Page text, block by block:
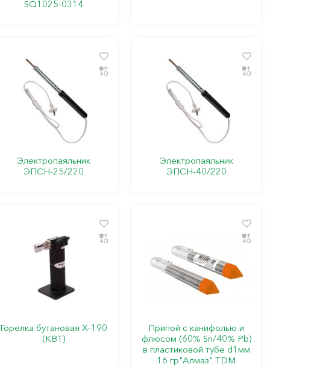
SQ1025-0314
Электропаяльник
ЭПСН-25/220
Электропаяльник
ЭПСН-40/220
Горелка бутановая X-190
(КВТ)
Припой с канифолью и
флюсом (60% Sn/40% Pb)
в пластиковой тубе d1мм
16 гр"Алмаз" TDM